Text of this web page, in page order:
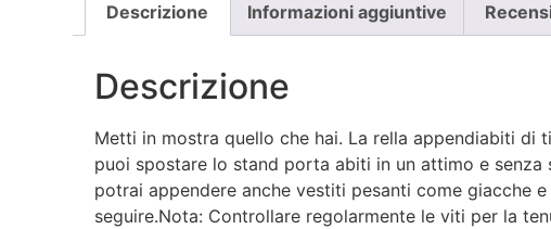
Descrizione Informazioni aggiuntive
Descrizione
Metti in mostra quello che hai. La rella appendiabiti
puoi spostare lo stand porta abiti in un attimo e
potrai appendere anche vestiti pesanti come giacche
seguire.Nota: Controllare regolarmente le viti per la